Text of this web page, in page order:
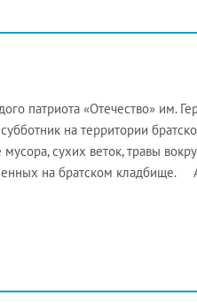
патриота «Отечество» им.
на территории
сухих веток, травы
на братском кладбище.